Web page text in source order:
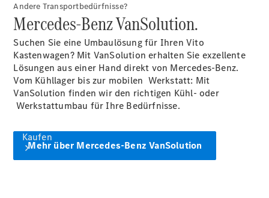
Kaufen
Andere Transportbedürfnisse?
Mercedes-Benz VanSolution.
Suchen Sie eine Umbaulösung für Ihren Vito
Kastenwagen? Mit VanSolution erhalten Sie exzellente
Lösungen aus einer Hand direkt von Mercedes-Benz.
Vom Kühllager bis zur mobilen Werkstatt: Mit
VanSolution finden wir den richtigen Kühl- oder
Werkstattumbau für Ihre Bedürfnisse.
Mehr über Mercedes-Benz VanSolution